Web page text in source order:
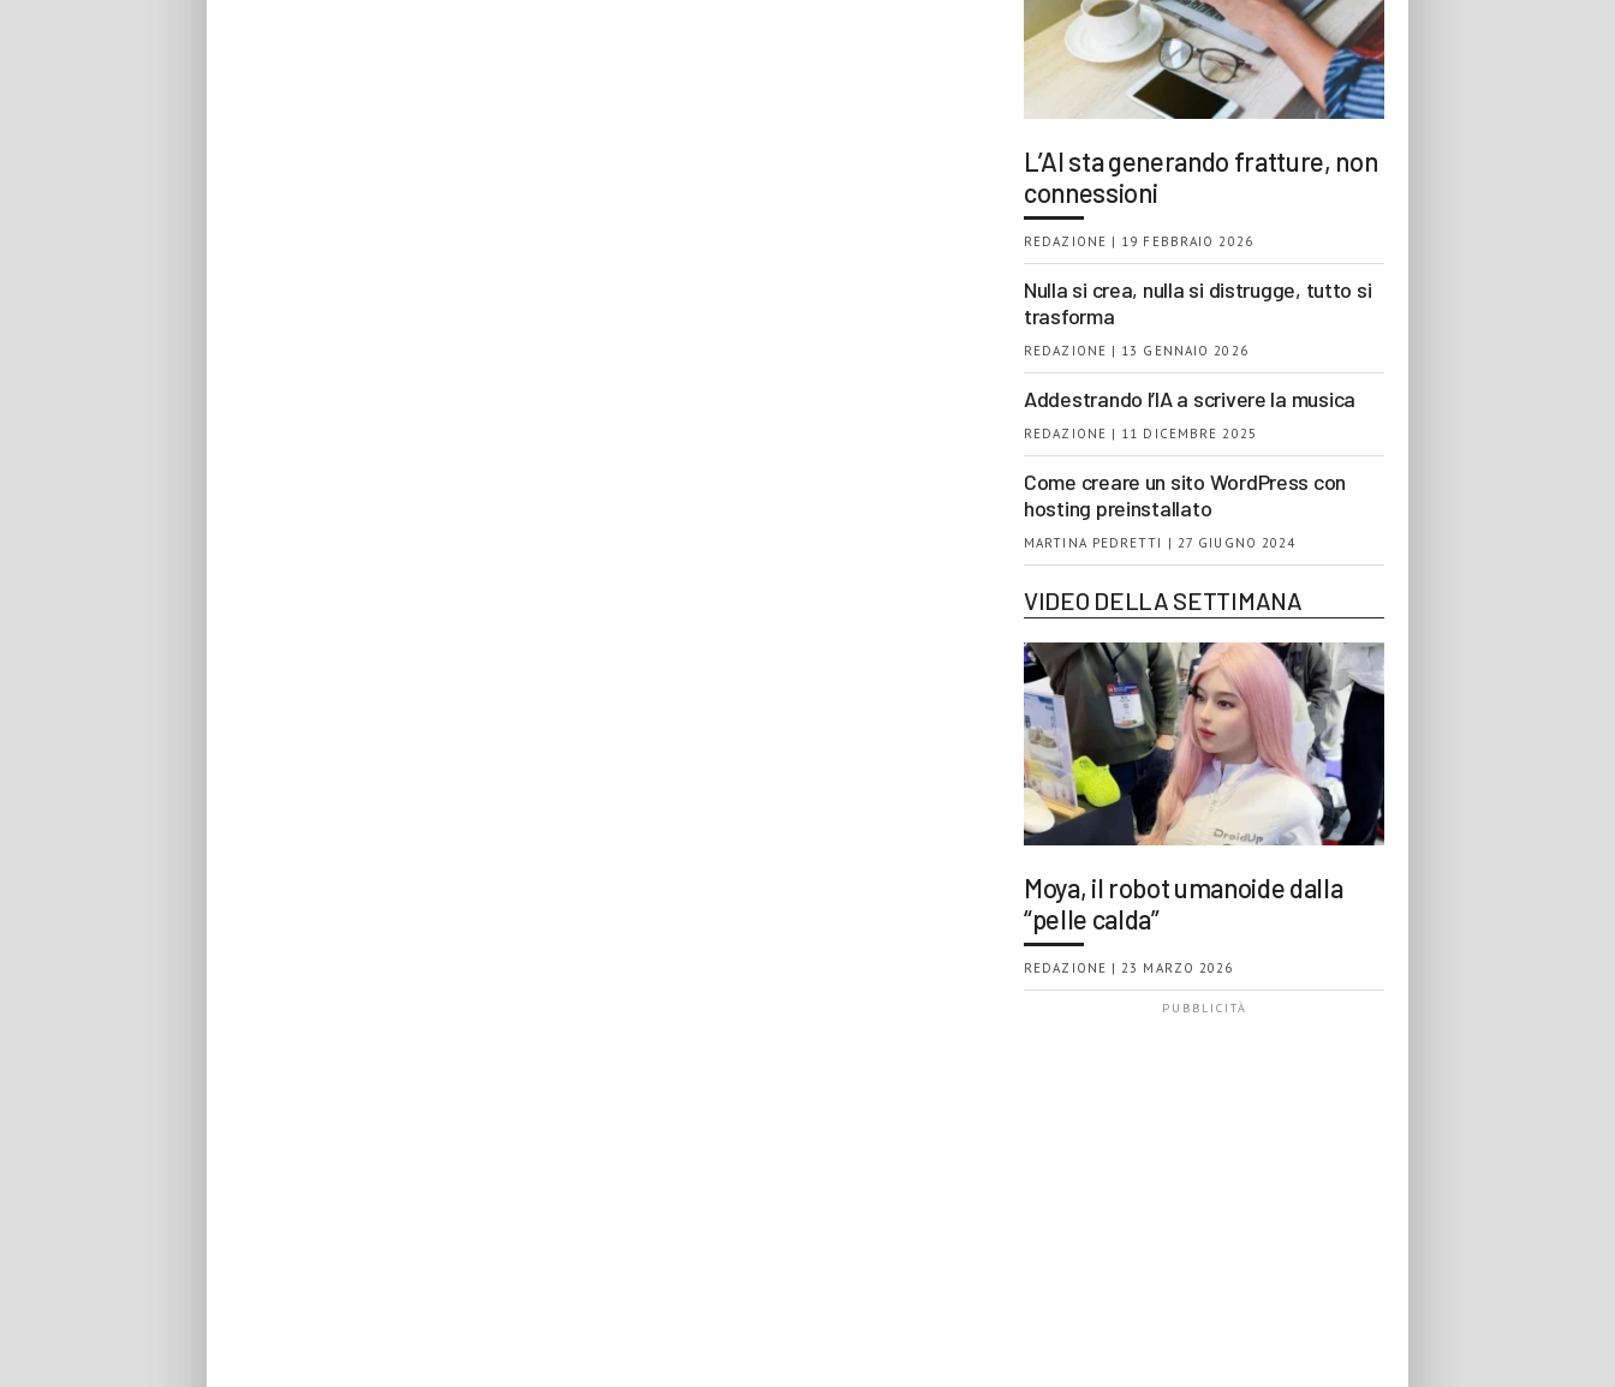
L’AI sta generando fratture, non
connessioni
REDAZIONE | 19 FEBBRAIO 2026
Nulla si crea, nulla si distrugge, tutto si
trasforma
REDAZIONE | 13 GENNAIO 2026
Addestrando l’IA a scrivere la musica
REDAZIONE | 11 DICEMBRE 2025
Come creare un sito WordPress con
hosting preinstallato
MARTINA PEDRETTI | 27 GIUGNO 2024
VIDEO DELLA SETTIMANA
Moya, il robot umanoide dalla
“pelle calda”
REDAZIONE | 23 MARZO 2026